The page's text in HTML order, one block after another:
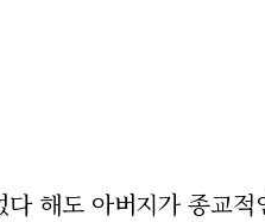
해도 아버지가 종교